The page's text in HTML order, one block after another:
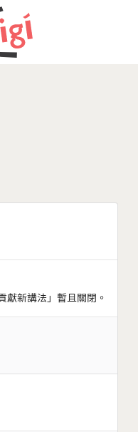
獻新講法」暫且關閉。